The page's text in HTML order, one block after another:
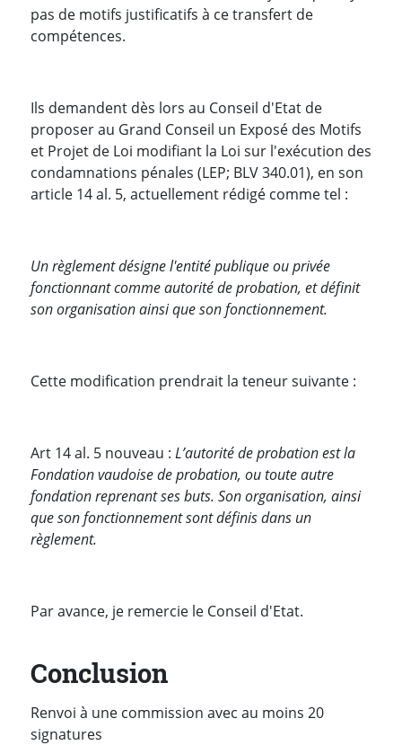
pas de motifs justificatifs à ce transfert de
compétences.
Ils demandent dès lors au Conseil d'Etat de
proposer au Grand Conseil un Exposé des Motifs
et Projet de Loi modifiant la Loi sur l'exécution des
condamnations pénales (LEP; BLV 340.01), en son
article 14 al. 5, actuellement rédigé comme tel :
Un règlement désigne l'entité publique ou privée
fonctionnant comme autorité de probation, et définit
son organisation ainsi que son fonctionnement.
Cette modification prendrait la teneur suivante :
Art 14 al. 5 nouveau : L’autorité de probation est la
Fondation vaudoise de probation, ou toute autre
fondation reprenant ses buts. Son organisation, ainsi
que son fonctionnement sont définis dans un
règlement.
Par avance, je remercie le Conseil d'Etat.
Conclusion
Renvoi à une commission avec au moins 20
signatures